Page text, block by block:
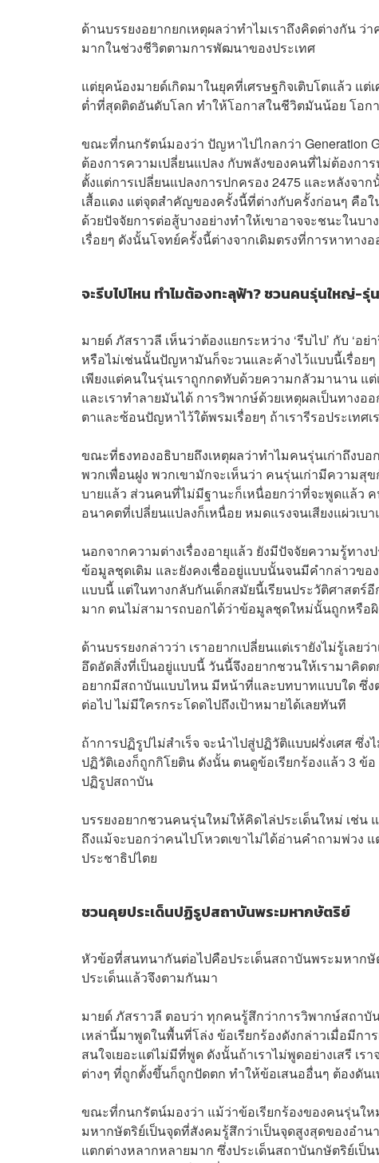
ด้านบรรยงอยากยกเหตุผลว่าทำไมเราถึงคิดต่างกัน ว่
มากในช่วงชีวิตตามการพัฒนาของประเทศ
แต่ยุคน้องมายด์เกิดมาในยุคที่เศรษฐกิจเติบโตแล้ว แต่
ต่ำที่สุดติดอันดับโลก ทำให้โอกาสในชีวิตมันน้อย โอ
ขณะที่กนกรัตน์มองว่า ปัญหาไปไกลกว่า Generation
ต้องการความเปลี่ยนแปลง กับพลังของคนที่ไม่ต้องก
ตั้งแต่การเปลี่ยนแปลงการปกครอง 2475 และหลังจา
เสื้อแดง แต่จุดสำคัญของครั้งนี้ที่ต่างกับครั้งก่อนๆ คือ
ด้วยปัจจัยการต่อสู้บางอย่างทำให้เขาอาจจะชนะใน
เรื่อยๆ ดังนั้นโจทย์ครั้งนี้ต่างจากเดิมตรงที่การหาท
จะรีบไปไหน ทำไมต้องทะลุฟ้า? ชวนคนรุ่นใหญ่-
มายด์ ภัสราวลี เห็นว่าต้องแยกระหว่าง ‘รีบไป’ กับ ‘อ
หรือไม่เช่นนั้นปัญหามันก็จะวนและค้างไว้แบบนี้เรื่อย
เพียงแต่คนในรุ่นเราถูกกดทับด้วยความกลัวมานาน แ
และเราทำลายมันได้ การวิพากษ์ด้วยเหตุผลเป็นทา
ตาและซ้อนปัญหาไว้ใต้พรมเรื่อยๆ ถ้าเรารีรอประเทศเ
ขณะที่ธงทองอธิบายถึงเหตุผลว่าทำไมคนรุ่นเก่าถึงบอ
พวกเพื่อนฝูง พวกเขามักจะเห็นว่า คนรุ่นเก่ามีความ
บายแล้ว ส่วนคนที่ไม่มีฐานะก็เหนื่อยกว่าที่จะพูดแล้ว
อนาคตที่เปลี่ยนแปลงก็เหนื่อย หมดแรงจนเสียงแผ่วเบา
นอกจากความต่างเรื่องอายุแล้ว ยังมีปัจจัยความรู้ทา
ข้อมูลชุดเดิม และยังคงเชื่ออยู่แบบนั้นจนมีคำกล่าวขอ
แบบนี้ แต่ในทางกลับกันเด็กสมัยนี้เรียนประวัติศาสต
มาก ตนไม่สามารถบอกได้ว่าข้อมูลชุดใหม่นั้นถูกหรือ
ด้านบรรยงกล่าวว่า เราอยากเปลี่ยนแต่เรายังไม่รู้เลยว่
อึดอัดสิ่งที่เป็นอยู่แบบนี้ วันนี้จึงอยากชวนให้เรามาคิด
อยากมีสถาบันแบบไหน มีหน้าที่และบทบาทแบบใด ซึ่ง
ต่อไป ไม่มีใครกระโดดไปถึงเป้าหมายได้เลยทันที
ถ้าการปฏิรูปไม่สำเร็จ จะนำไปสู่ปฏิวัติแบบฝรั่งเศส ซึ่
ปฏิวัติเองก็ถูกกิโยติน ดังนั้น ตนดูข้อเรียกร้องแล้ว 3 ข้
ปฏิรูปสถาบัน
บรรยงอยากชวนคนรุ่นใหม่ให้คิดไล่ประเด็นใหม่ เช่
ถึงแม้จะบอกว่าคนไปโหวตเขาไม่ได้อ่านคำถามพ่วง
ประชาธิปไตย
ชวนคุยประเด็นปฏิรูปสถาบันพระมหากษัตริย์
หัวข้อที่สนทนากันต่อไปคือประเด็นสถาบันพระมหากษั
ประเด็นแล้วจึงตามกันมา
มายด์ ภัสราวลี ตอบว่า ทุกคนรู้สึกว่าการวิพากษ์สถาบั
เหล่านี้มาพูดในพื้นที่โล่ง ข้อเรียกร้องดังกล่าวเมื่อมีกา
สนใจเยอะแต่ไม่มีที่พูด ดังนั้นถ้าเราไม่พูดอย่างเสรี เ
ต่างๆ ที่ถูกตั้งขึ้นก็ถูกปัดตก ทำให้ข้อเสนออื่นๆ ต้องดันเ
ขณะที่กนกรัตน์มองว่า แม้ว่าข้อเรียกร้องของคนรุ่นใ
มหากษัตริย์เป็นจุดที่สังคมรู้สึกว่าเป็นจุดสูงสุดของอำ
แตกต่างหลากหลายมาก ซึ่งประเด็นสถาบันกษัตริย์เป็